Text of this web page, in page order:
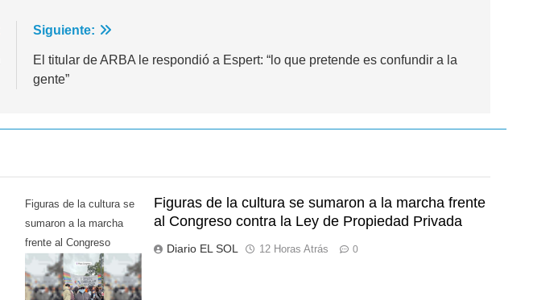
Siguiente:
El titular de ARBA le respondió a Espert: “lo que pretende es confundir a la
gente”
Figuras de la cultura se
sumaron a la marcha
frente al Congreso
contra la Ley de
Propiedad Privada
Figuras de la cultura se sumaron a la marcha frente
al Congreso contra la Ley de Propiedad Privada
Diario EL SOL 12 Horas Atrás 0